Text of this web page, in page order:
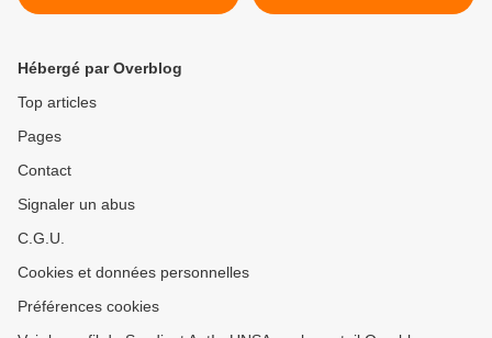
Hébergé par Overblog
Top articles
Pages
Contact
Signaler un abus
C.G.U.
Cookies et données personnelles
Préférences cookies